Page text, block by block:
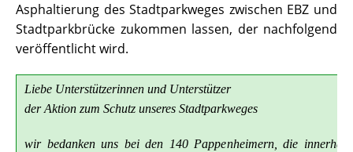
Asphaltierung des Stadtparkweges zwischen EBZ und
Stadtparkbrücke zukommen lassen, der nachfolgend
veröffentlicht wird.
Liebe Unterstützerinnen und Unterstützer
der Aktion zum Schutz unseres Stadtparkweges
wir bedanken uns bei den 140 Pappenheimern, die